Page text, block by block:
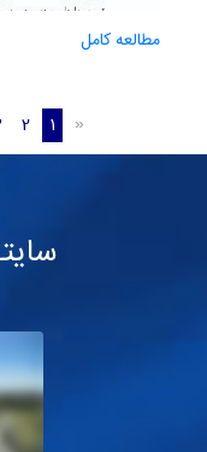
مطالعه کامل
«
1
2